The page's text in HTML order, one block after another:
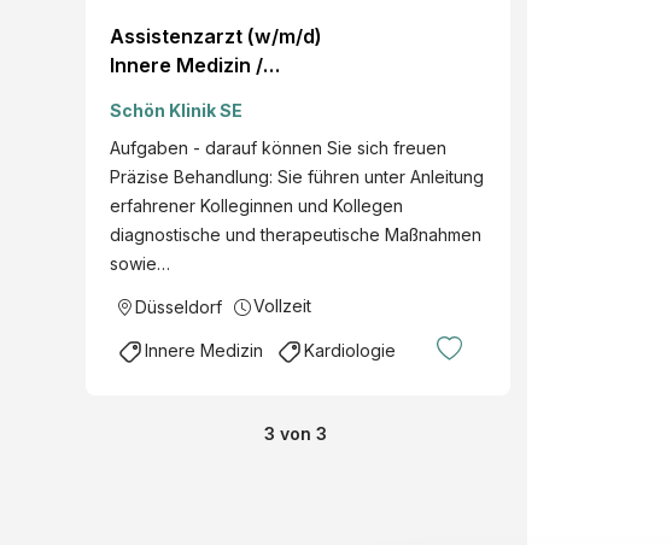
Assistenzarzt (w/m/d)
Innere Medizin /
Schön Klinik SE
Aufgaben - darauf können Sie sich freuen
Präzise Behandlung: Sie führen unter Anleitung
erfahrener Kolleginnen und Kollegen
diagnostische und therapeutische Maßnahmen
sowie…
Düsseldorf Vollzeit
Innere Medizin Kardiologie
3 von 3